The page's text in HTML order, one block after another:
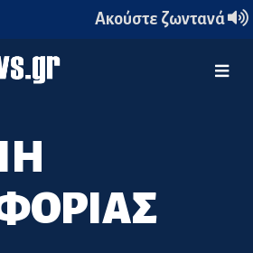
Ακούστε ζωντανά